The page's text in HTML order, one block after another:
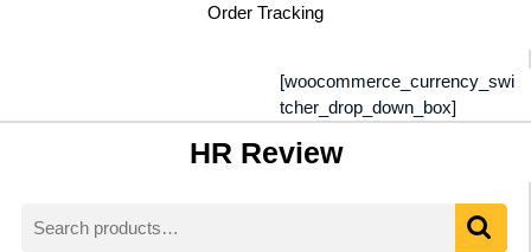
Order Tracking
[woocommerce_currency_swi
tcher_drop_down_box]
HR Review
for: